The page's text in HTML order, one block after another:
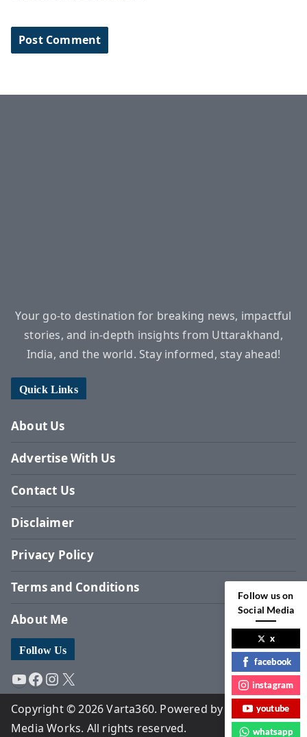
Your go-to destination for breaking news, impactful
stories, and in-depth insights from Uttarakhand,
India, and the world. Stay informed, stay ahead!
Quick Links
About Us
Advertise With Us
Contact Us
Disclaimer
Privacy Policy
Terms and Conditions
About Me
Follow Us
YouTube
Facebook
Instagram
X
Copyright © 2026 Varta360. Powered by Surbhi
Media Works. All rights reserved.
Follow us on
Social Media
x
facebook
instagram
youtube
whatsapp